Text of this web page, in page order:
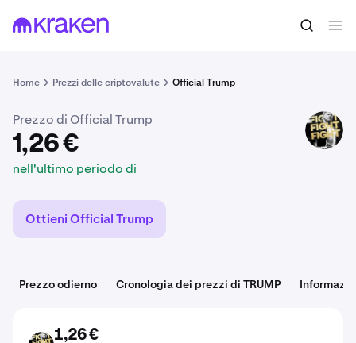
Home Prezzi delle criptovalute Official Trump
1,26 € Acquista TRUMP
Prezzo di Official Trump
1,26 €
nell'ultimo periodo di
TRUMP
Ottieni Official Trump
Prezzo odierno Cronologia dei prezzi di TRUMP
1,26 €